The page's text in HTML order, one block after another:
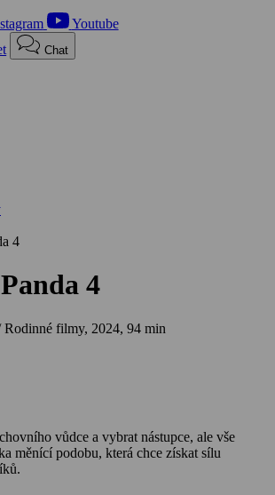
Youtube
Chat
4
4
filmy, 2024, 94 min
vůdce a vybrat nástupce, ale vše
měnící podobu, která chce získat sílu